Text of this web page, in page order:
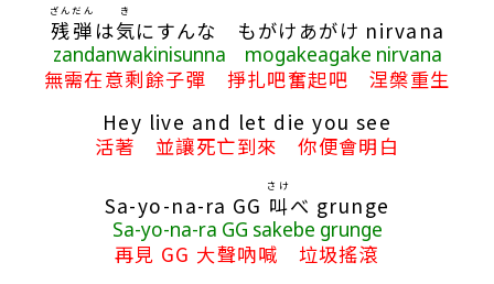
残弾
ざんだん
は気
き
にすんな もがけあがけ nirvana
zandanwakinisunna mogakeagake nirvana
無需在意剩餘子彈 掙扎吧奮起吧 涅槃重生
Hey live and let die you see
活著 並讓死亡到來 你便會明白
Sa-yo-na-ra GG 叫
さけ
べ grunge
Sa-yo-na-ra GG sakebe grunge
再見 GG 大聲吶喊 垃圾搖滾